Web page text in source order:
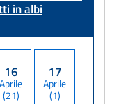
in albi
16
Aprile
(21)
17
Aprile
(1)